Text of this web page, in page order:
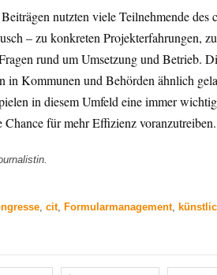
nutzten viele Teilnehmende des
– zu konkreten Projekterfahrungen,
rund um Umsetzung und Betrieb.
in Kommunen und Behörden ähnlich
in diesem Umfeld eine immer
für mehr Effizienz voranzutreiben.
cit, Formularmanagement,